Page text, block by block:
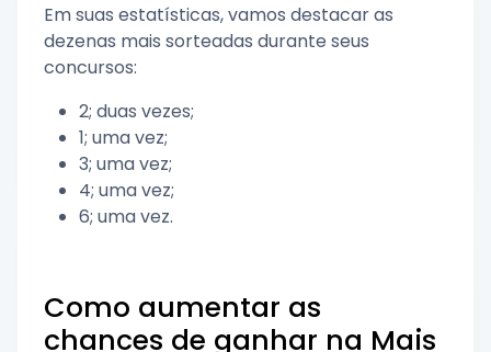
Em suas estatísticas, vamos destacar as
dezenas mais sorteadas durante seus
concursos:
2; duas vezes;
1; uma vez;
3; uma vez;
4; uma vez;
6; uma vez.
Como aumentar as
chances de ganhar na Mais